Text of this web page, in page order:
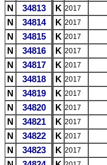
N 34813 K 2017
N 34814 K 2017
N 34815 K 2017
N 34816 K 2017
N 34817 K 2017
N 34818 K 2017
N 34819 K 2017
N 34820 K 2017
N 34821 K 2017
N 34822 K 2017
N 34823 K 2017